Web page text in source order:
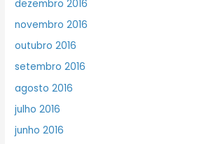
dezembro 2016
novembro 2016
outubro 2016
setembro 2016
agosto 2016
julho 2016
junho 2016